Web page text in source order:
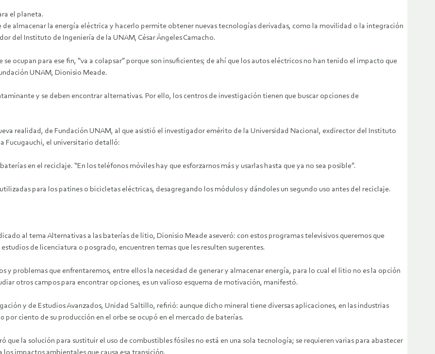
el planeta.
almacenar la energía eléctrica y hacerlo permite obtener nuevas tecnologías derivadas, como la movilidad o la integración
del Instituto de Ingeniería de la UNAM, César Ángeles Camacho.
ocupan para ese fin, “va a colapsar” porque son insuficientes; de ahí que los autos eléctricos no han tenido el impacto que
UNAM, Dionisio Meade.
y se deben encontrar alternativas. Por ello, los centros de investigación tienen que buscar opciones de
realidad, de Fundación UNAM, al que asistió el investigador emérito de la Universidad Nacional, exdirector del Instituto
Fucugauchi, el universitario detalló:
en el reciclaje. “En los teléfonos móviles hay que esforzarnos más y usarlas hasta que ya no sea posible”.
para los patines o bicicletas eléctricas, desagregando los módulos y dándoles un segundo uso antes del reciclaje.
al tema Alternativas a las baterías de litio, Dionisio Meade aseveró: con estos programas televisivos queremos que
de licenciatura o posgrado, encuentren temas que les resulten sugerentes.
y problemas que enfrentaremos, entre ellos la necesidad de generar y almacenar energía, para lo cual el litio no es la opción
otros campos para encontrar opciones, es un valioso esquema de motivación, manifestó.
y de Estudios Avanzados, Unidad Saltillo, refirió: aunque dicho mineral tiene diversas aplicaciones, en las industrias
por ciento de su producción en el orbe se ocupó en el mercado de baterías.
que la solución para sustituir el uso de combustibles fósiles no está en una sola tecnología; se requieren varias para abastecer